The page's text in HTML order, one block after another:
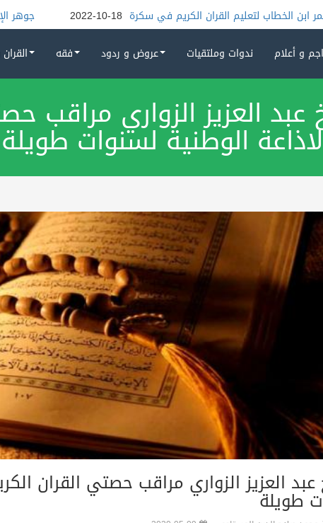
جوهر الإسلام 2022-10-18 لتعليم القران الكريم في سكرة
فقه عروض و ردود ندوات وملتقيات و أعلام
عبد العزيز الزواري مراقب
الوطنية لسنوات طويلة
العزيز الزواري مراقب حصتي القران
طويلة